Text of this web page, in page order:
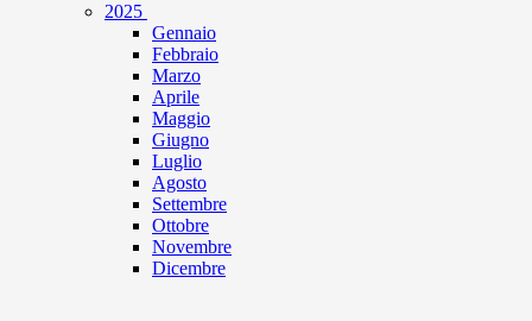
2025
Gennaio
Febbraio
Marzo
Aprile
Maggio
Giugno
Luglio
Agosto
Settembre
Ottobre
Novembre
Dicembre